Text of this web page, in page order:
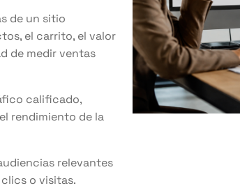
de un sitio
el carrito, el valor
de medir ventas
calificado,
rendimiento de la
relevantes
o visitas.